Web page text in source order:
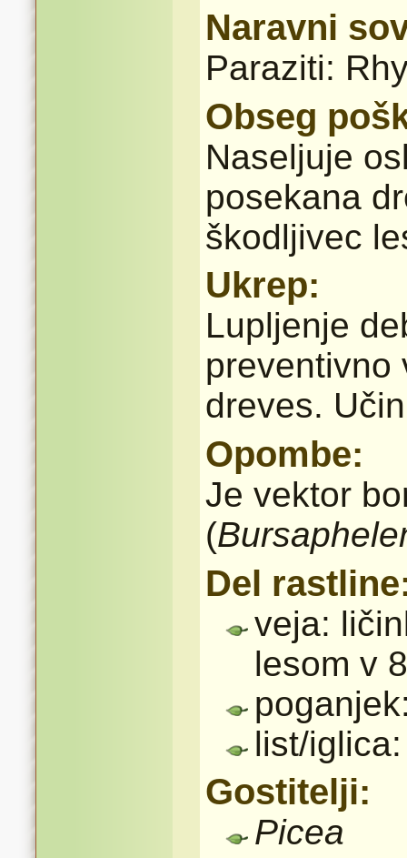
Naravni
Paraziti:
Obseg
Naseljuje
posekana
škodljivec
Ukrep:
Lupljenje
preventivno
dreves.
Opombe:
Je vektor
(
Del
veja:
lesom v
list/
Gostitelji:
Picea